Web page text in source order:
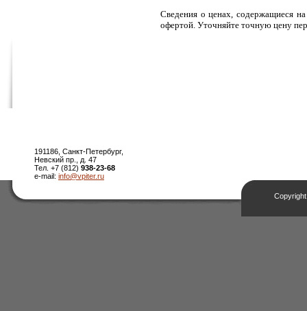
Сведения о ценах, содержащиеся
офертой. Уточняйте точную цену
191186, Санкт-Петербург,
Невский пр., д. 47
Тел. +7 (812) 938-23-68
e-mail: info@vpiter.ru